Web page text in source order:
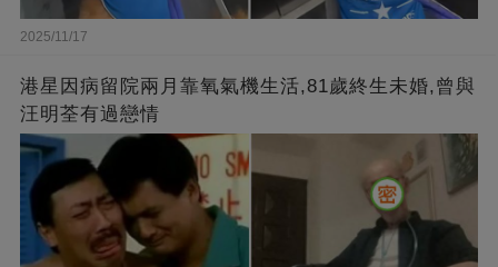
2025/11/17
港星因病留院兩月靠氧氣機生活,81歲終生未婚,曾與
汪明荃有過戀情